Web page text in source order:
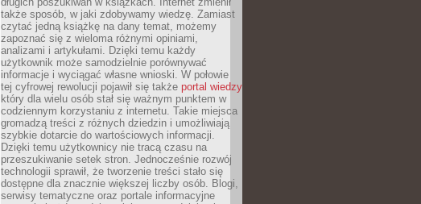
także sposób, w jaki zdobywamy wiedzę. Zamiast
czytać jedną książkę na dany temat, możemy
zapoznać się z wieloma różnymi opiniami,
analizami i artykułami. Dzięki temu każdy
użytkownik może samodzielnie porównywać
informacje i wyciągać własne wnioski. W połowie
tej cyfrowej rewolucji pojawił się także portal wiedzy
który dla wielu osób stał się ważnym punktem w
codziennym korzystaniu z internetu. Takie miejsca
gromadzą treści z różnych dziedzin i umożliwiają
szybkie dotarcie do wartościowych informacji.
Dzięki temu użytkownicy nie tracą czasu na
przeszukiwanie setek stron. Jednocześnie rozwój
technologii sprawił, że tworzenie treści stało się
dostępne dla znacznie większej liczby osób. Blogi,
serwisy tematyczne oraz portale informacyjne